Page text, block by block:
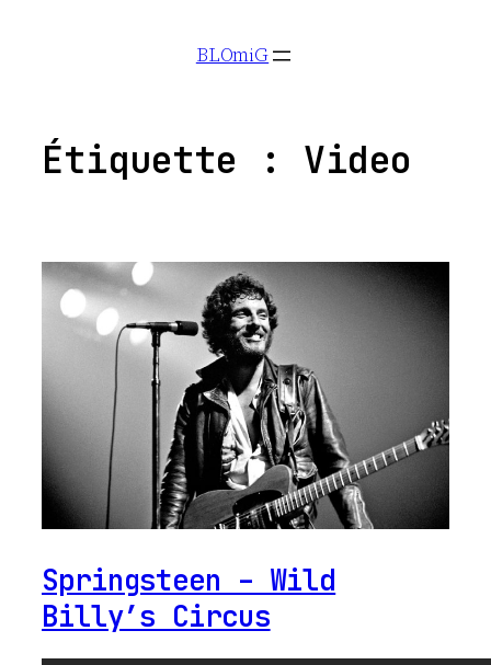
BLOmiG
Étiquette : Video
Springsteen – Wild
Billy’s Circus